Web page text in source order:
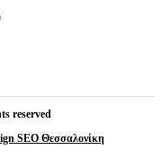
reserved